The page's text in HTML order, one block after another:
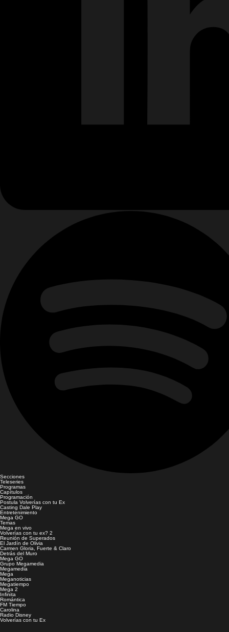
Secciones
Teleseries
Programas
Capítulos
Programación
Postula Volverías con tu Ex
Casting Dale Play
Entretenimiento
Mega GO
Temas
Mega en vivo
Volverías con tu ex? 2
Reunión de Superados
El Jardín de Olivia
Carmen Gloria, Fuerte & Claro
Detrás del Muro
Mega GO
Grupo Megamedia
Megamedia
Mega
Meganoticias
Megatiempo
Mega 2
Infinita
Romántica
FM Tiempo
Carolina
Radio Disney
Volverías con tu Ex